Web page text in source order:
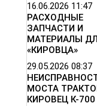
16.06.2026 11:47
РАСХОДНЫЕ
ЗАПЧАСТИ И
МАТЕРИАЛЫ
«КИРОВЦА»
29.05.2026 08:37
МОСТА
КИРОВЕЦ К-700